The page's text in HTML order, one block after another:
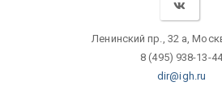
Ленинский пр., 32 а,
8 (495) 938-13-44
dir@igh.ru